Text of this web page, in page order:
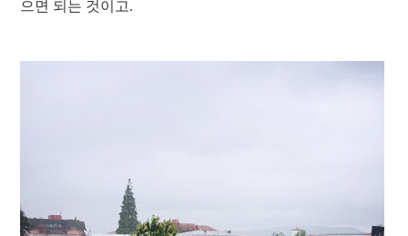
으면 되는 것이고.